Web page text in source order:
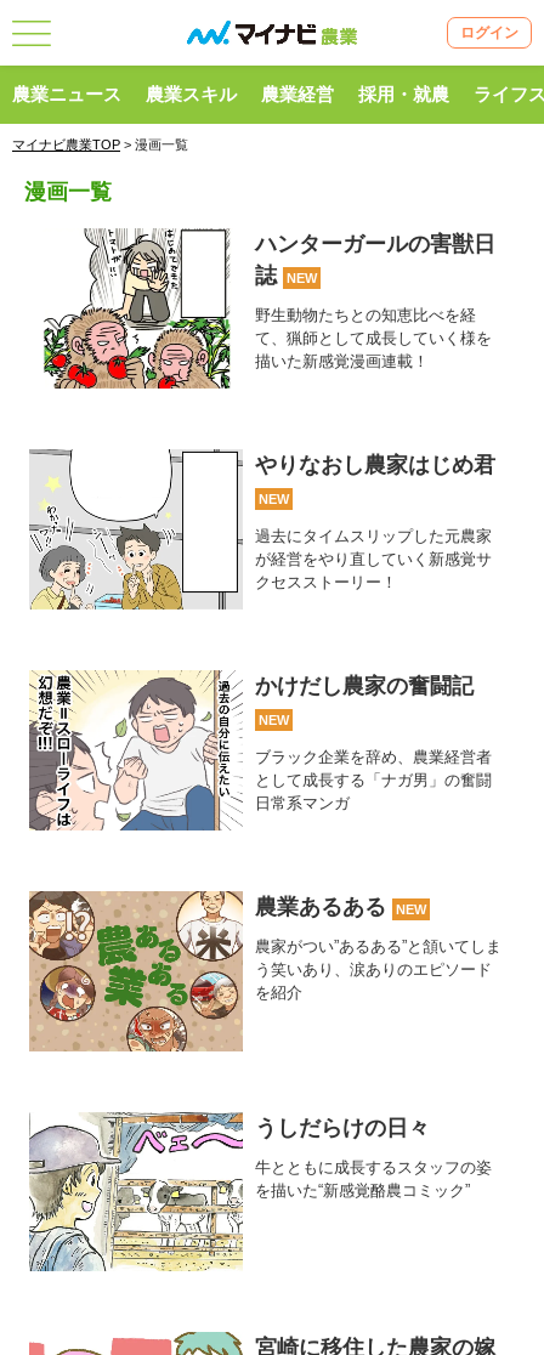
ログイン
農業ニュース 農業スキル 農業経営 採用・就農 ライフ
マイナビ農業TOP > 漫画一覧
漫画一覧
ハンターガールの害獣日
誌
NEW
野生動物たちとの知恵比べを経
て、猟師として成長していく様を
描いた新感覚漫画連載！
やりなおし農家はじめ君
NEW
過去にタイムスリップした元農家
が経営をやり直していく新感覚サ
クセスストーリー！
かけだし農家の奮闘記
NEW
ブラック企業を辞め、農業経営者
として成長する「ナガ男」の奮闘
日常系マンガ
農業あるある NEW
農家がつい”あるある”と頷いてしま
う笑いあり、涙ありのエピソード
を紹介
うしだらけの日々
牛とともに成長するスタッフの姿
を描いた“新感覚酪農コミック”
宮崎に移住した農家の嫁